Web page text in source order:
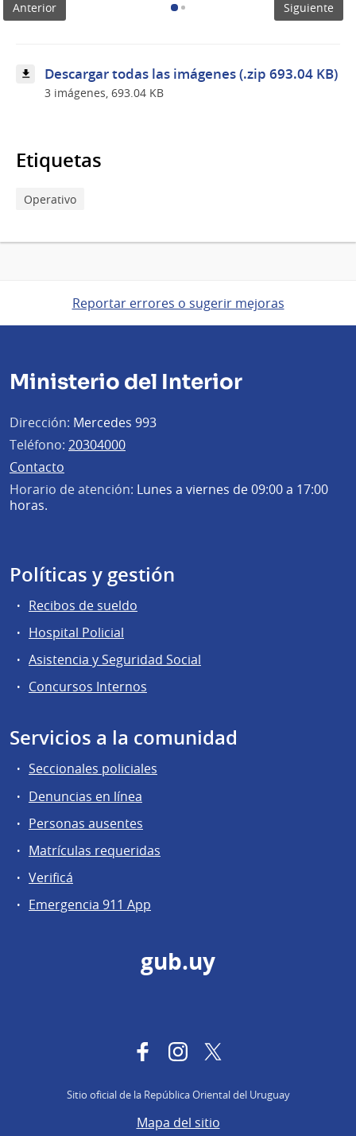
Anterior Siguiente
Descargar todas las imágenes (.zip 693.04 KB)
3 imágenes, 693.04 KB
Etiquetas
Operativo
Reportar errores o sugerir mejoras
Ministerio del Interior
Dirección: Mercedes 993
Teléfono: 20304000
Contacto
Horario de atención: Lunes a viernes de 09:00 a 17:00
horas.
Políticas y gestión
Recibos de sueldo
Hospital Policial
Asistencia y Seguridad Social
Concursos Internos
Servicios a la comunidad
Seccionales policiales
Denuncias en línea
Personas ausentes
Matrículas requeridas
Verificá
Emergencia 911 App
gub.uy
FacebookInstagram
Sitio oficial de la República Oriental del Uruguay
Mapa del sitio